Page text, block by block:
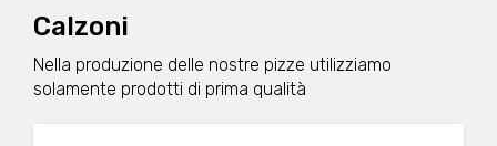
Calzoni
Nella produzione delle nostre pizze utilizziamo
solamente prodotti di prima qualità